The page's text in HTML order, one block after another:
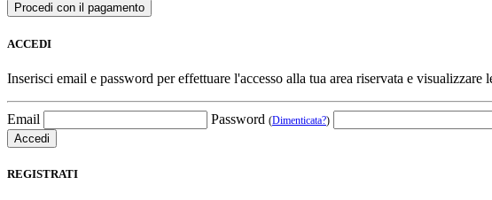
ACCEDI
Inserisci email e password per effettuare l'accesso alla tua area riservata e visualizzare
Email Password (Dimenticata?)
REGISTRATI